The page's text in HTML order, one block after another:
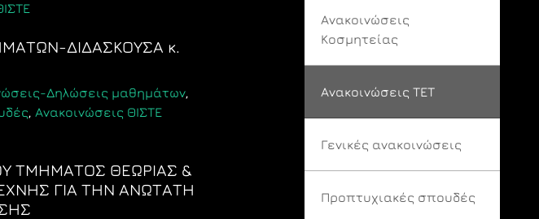
ΔΙΔΑΣΚΟΥΣΑ κ.
Δηλώσεις μαθημάτων,
, Ανακοινώσεις ΘΙΣΤΕ
ΤΜΗΜΑΤΟΣ ΘΕΩΡΙΑΣ &
ΓΙΑ ΤΗΝ ΑΝΩΤΑΤΗ
Ανακοινώσεις
Κοσμητείας
Ανακοινώσεις ΤΕΤ
Γενικές ανακοινώσεις
Προπτυχιακές σπουδές